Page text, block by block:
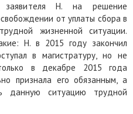
заявителя Н. на решение
от уплаты сбора в
жизненной ситуации.
Н. в 2015 году закончил
в магистратуру, но не
в декабре 2015 года
признала его обязанным, а
данную ситуацию трудной